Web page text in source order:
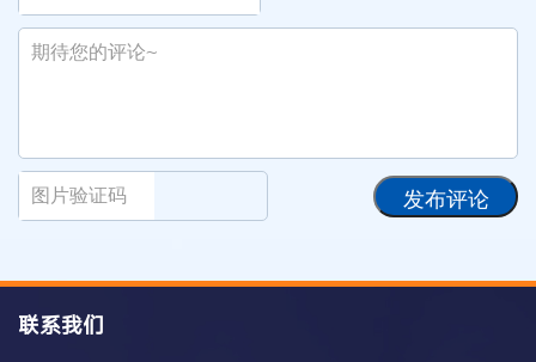
发布评论
联系我们